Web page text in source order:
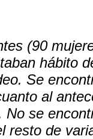
(90
hábito
Se
al
No se
resto de